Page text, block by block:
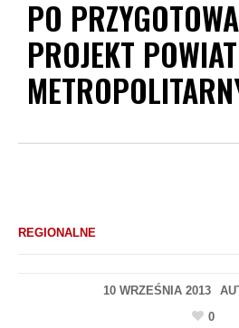
PO
PROJEKT
REGIONALNE
10 WRZEŚNIA 2013
0